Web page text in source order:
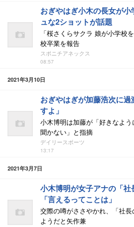
おぎやはぎ小木の長女が
ュな2ショットが話題
「桜さくらサクラ 娘が小学校
校卒業を報告
スポニチアネックス
08:57
2021年3月10日
おぎやはぎが加藤浩次に
すよ」
小木博明は加藤が「好きなよ
聞かない」と指摘
デイリースポーツ
13:17
2021年3月7日
小木博明が女子アナの「
「言えるってことは」
交際の噂がささやかれ、「社
ようだと矢作兼